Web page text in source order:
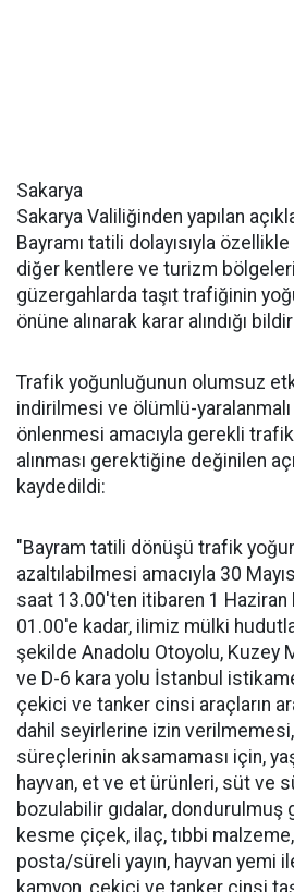
Sakarya
Sakarya Valiliğinden yapılan
Bayramı tatili dolayısıyla
diğer kentlere ve turizm
güzergahlarda taşıt trafiğinin
önüne alınarak karar alındığı
Trafik yoğunluğunun olumsuz
indirilmesi ve ölümlü-yaralanmalı
önlenmesi amacıyla gerekli
alınması gerektiğine değinilen
kaydedildi:
"Bayram tatili dönüşü trafik
azaltılabilmesi amacıyla 30
saat 13.00'ten itibaren 1
01.00'e kadar, ilimiz mülki
şekilde Anadolu Otoyolu, Kuzey
ve D-6 kara yolu İstanbul
çekici ve tanker cinsi araçların
dahil seyirlerine izin
süreçlerinin aksamaması için,
hayvan, et ve et ürünleri, süt ve
bozulabilir gıdalar, dondurulmuş
kesme çiçek, ilaç, tıbbi
posta/süreli yayın, hayvan yemi
kamyon, çekici ve tanker cinsi